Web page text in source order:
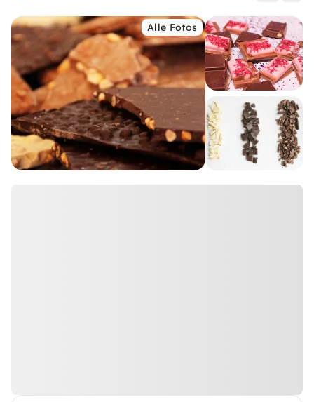
Alle Fotos